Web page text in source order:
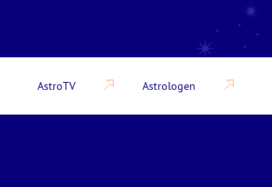
AstroTV Astrologen